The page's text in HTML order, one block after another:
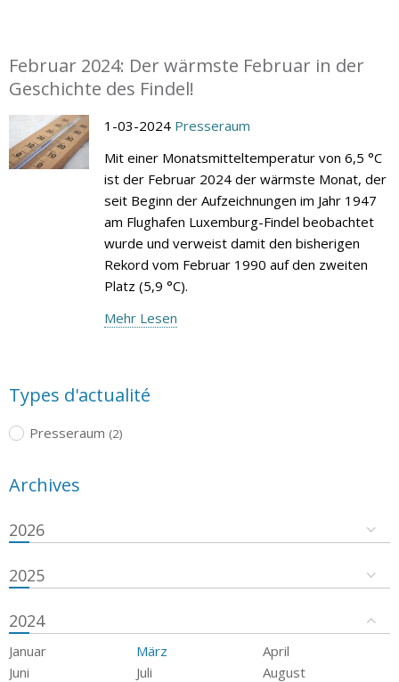
Februar 2024: Der wärmste Februar in der
Geschichte des Findel!
1-03-2024 Presseraum
Mit einer Monatsmitteltemperatur von 6,5 °C
ist der Februar 2024 der wärmste Monat, der
seit Beginn der Aufzeichnungen im Jahr 1947
am Flughafen Luxemburg-Findel beobachtet
wurde und verweist damit den bisherigen
Rekord vom Februar 1990 auf den zweiten
Platz (5,9 °C).
Mehr Lesen
Types d'actualité
Presseraum (2)
Archives
2026
2025
2024
Januar März
April
Juni
Juli
August